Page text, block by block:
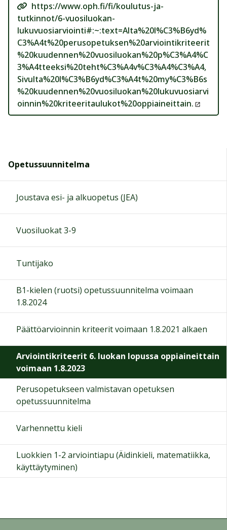
https://www.oph.fi/fi/koulutus-ja-
tutkinnot/6-vuosiluokan-
lukuvuosiarviointi#:~:text=Alta%20l%C3%B6yd%
C3%A4t%20perusopetuksen%20arviointikriteerit
%20kuudennen%20vuosiluokan%20p%C3%A4%C
3%A4tteeksi%20teht%C3%A4v%C3%A4%C3%A4,
Sivulta%20l%C3%B6yd%C3%A4t%20my%C3%B6s
%20kuudennen%20vuosiluokan%20lukuvuosiarvi
oinnin%20kriteeritaulukot%20oppiaineittain.
Opetussuunnitelma
Joustava esi- ja alkuopetus (JEA)
Vuosiluokat 3-9
Tuntijako
B1-kielen (ruotsi) opetussuunnitelma voimaan
1.8.2024
Päättöarvioinnin kriteerit voimaan 1.8.2021 alkaen
Arviointikriteerit 6. luokan lopussa oppiaineittain
voimaan 1.8.2023
Perusopetukseen valmistavan opetuksen
opetussuunnitelma
Varhennettu kieli
Luokkien 1-2 arviointiapu (Äidinkieli, matematiikka,
käyttäytyminen)